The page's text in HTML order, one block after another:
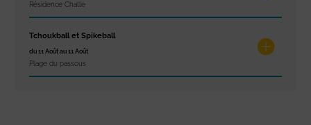
Résidence Challe
Tchoukball et Spikeball
du 11 Août au 11 Août
Plage du passous